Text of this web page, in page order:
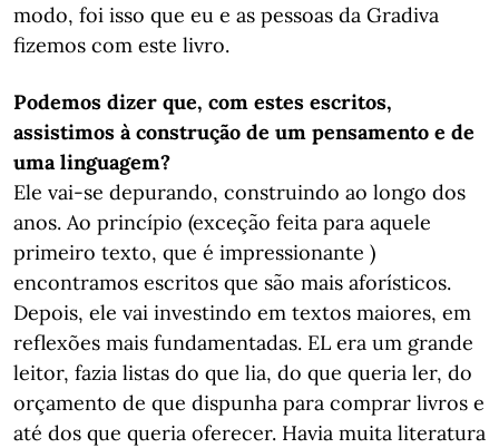
modo, foi isso que eu e as pessoas da Gradiva
fizemos com este livro.
Podemos dizer que, com estes escritos,
assistimos à construção de um pensamento e de
uma linguagem?
Ele vai-se depurando, construindo ao longo dos
anos. Ao princípio (exceção feita para aquele
primeiro texto, que é impressionante )
encontramos escritos que são mais aforísticos.
Depois, ele vai investindo em textos maiores, em
reflexões mais fundamentadas. EL era um grande
leitor, fazia listas do que lia, do que queria ler, do
orçamento de que dispunha para comprar livros e
até dos que queria oferecer. Havia muita literatura